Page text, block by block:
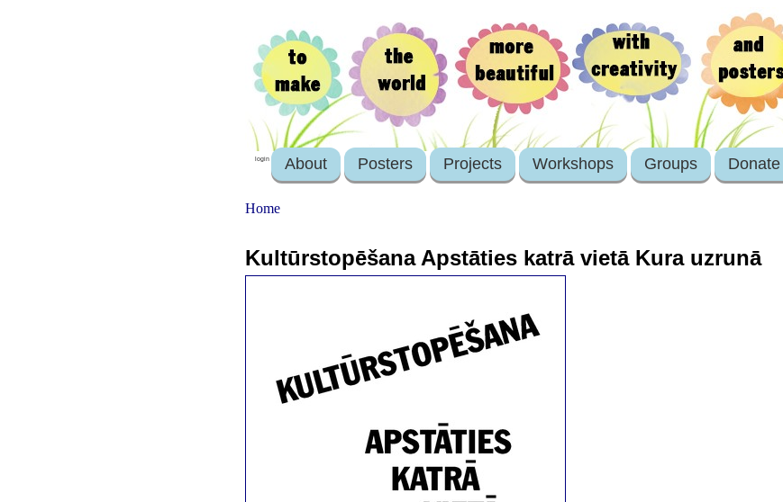
login About Posters Projects Workshops Groups Donate
Home
Kultūrstopēšana Apstāties katrā vietā Kura uzrunā